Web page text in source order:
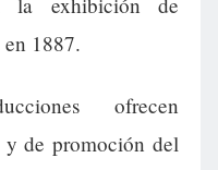
1887.
ofrecen
y de promoción del